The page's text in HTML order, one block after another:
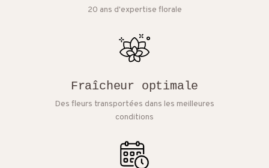
20 ans d'expertise florale
Fraîcheur optimale
Des fleurs transportées dans les meilleures
conditions